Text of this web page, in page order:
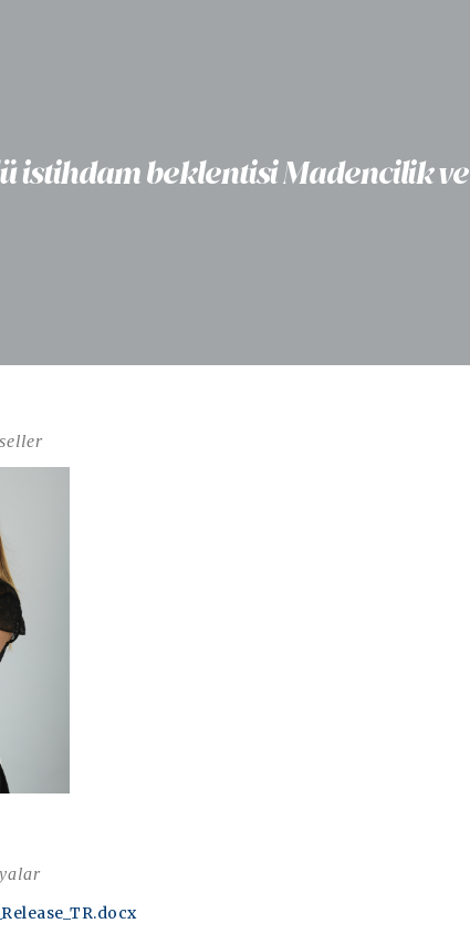
istihdam beklentisi Madencilik ve